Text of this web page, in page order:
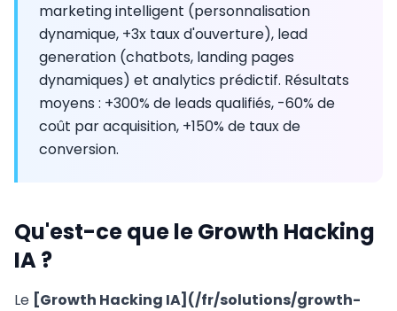
marketing intelligent (personnalisation
dynamique, +3x taux d'ouverture), lead
generation (chatbots, landing pages
dynamiques) et analytics prédictif. Résultats
moyens : +300% de leads qualifiés, -60% de
coût par acquisition, +150% de taux de
conversion.
Qu'est-ce que le Growth Hacking
IA ?
Le [Growth Hacking IA](/fr/solutions/growth-